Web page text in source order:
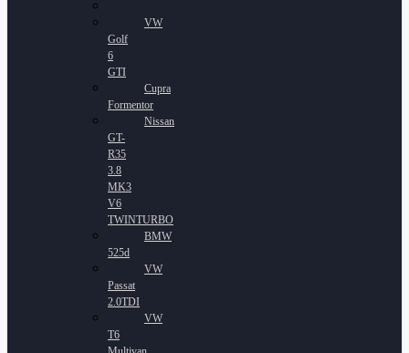
VW
Golf
6
GTI
Cupra
Formentor
Nissan
GT-
R35
3.8
MK3
V6
TWINTURBO
BMW
525d
VW
Passat
2.0TDI
VW
T6